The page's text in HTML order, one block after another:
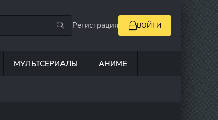
Регистрация ВОЙТИ
МУЛЬТСЕРИАЛЫ АНИМЕ